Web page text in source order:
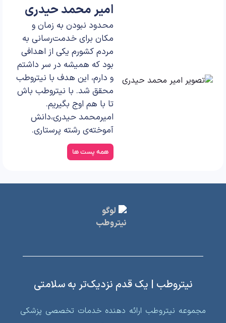
امیر محمد حیدری
محدود نبودن به زمان و
مکان برای خدمت‌رسانی به
مردم کشورم یکی از اهدافی
بود که همیشه در سر داشتم
و دارم، این هدف با نیتروطب
محقق شد. با نیتروطب باش
تا با هم اوج بگیریم.
امیرمحمد حیدری،دانش
آموخته‌ی رشته پرستاری.
همه پست ها
نیتروطب | یک قدم نزدیک‌تر به سلامتی
مجموعه نیتروطب ارائه دهنده خدمات تخصصی پزشکی